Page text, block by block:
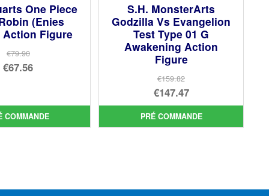
One Piece
(Enies
Action Figure
€79.90
Le
était :
€79.90.
€67.56
actuel
est :
COMMANDE
S.H. MonsterArts
Godzilla Vs Evangelion
Test Type 01 G
Awakening Action
Figure
€159.82
Le
prix
initial
€147.47
Le
prix
PRÉ COMMANDE